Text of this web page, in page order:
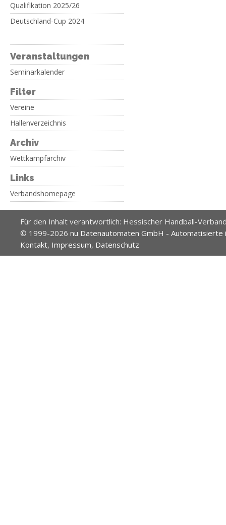
Qualifikation 2025/26
Deutschland-Cup 2024
Veranstaltungen
Seminarkalender
Filter
Vereine
Hallenverzeichnis
Archiv
Wettkampfarchiv
Links
Verbandshomepage
Für den Inhalt verantwortlich: Hessischer Handball-
© 1999-2026 nu Datenautomaten GmbH -
Kontakt, Impressum, Datenschutz